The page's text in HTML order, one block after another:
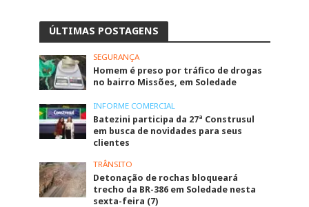
ÚLTIMAS POSTAGENS
SEGURANÇA
Homem é preso por tráfico de drogas
no bairro Missões, em Soledade
INFORME COMERCIAL
Batezini participa da 27ª Construsul
em busca de novidades para seus
clientes
TRÂNSITO
Detonação de rochas bloqueará
trecho da BR-386 em Soledade nesta
sexta-feira (7)